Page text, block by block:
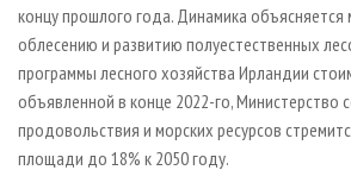
концу прошлого года. Динамика
облесению и развитию полуестественных
программы лесного хозяйства Ирландии
объявленной в конце 2022-го, Министерство
продовольствия и морских ресурсов
площади до 18% к 2050 году.